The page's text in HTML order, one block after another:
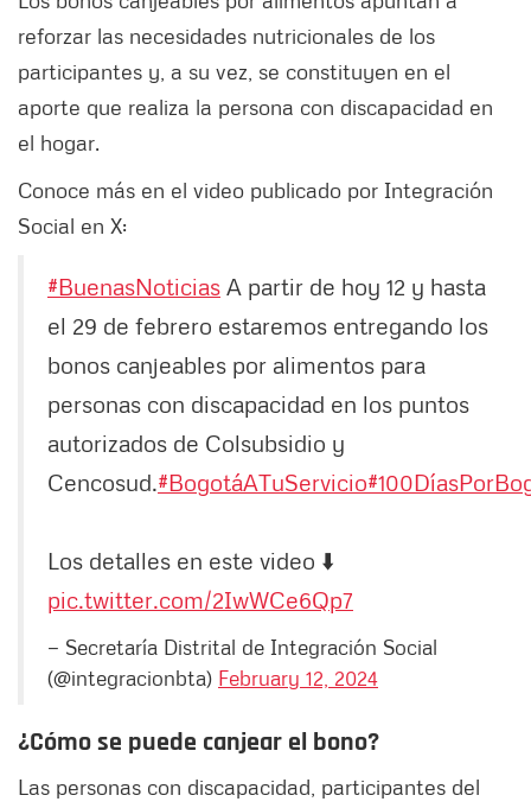
reforzar las necesidades nutricionales de los
participantes y, a su vez, se constituyen en el
aporte que realiza la persona con discapacidad en
el hogar.
Conoce más en el video publicado por Integración
Social en X:
#BuenasNoticias A partir de hoy 12 y hasta
el 29 de febrero estaremos entregando los
bonos canjeables por alimentos para
personas con discapacidad en los puntos
autorizados de Colsubsidio y
Cencosud.#BogotáATuServicio
Los detalles en este video ⬇️
pic.twitter.com/2IwWCe6Qp7
— Secretaría Distrital de Integración Social
(@integracionbta) February 12, 2024
¿Cómo se puede canjear el bono?
Las personas con discapacidad, participantes del